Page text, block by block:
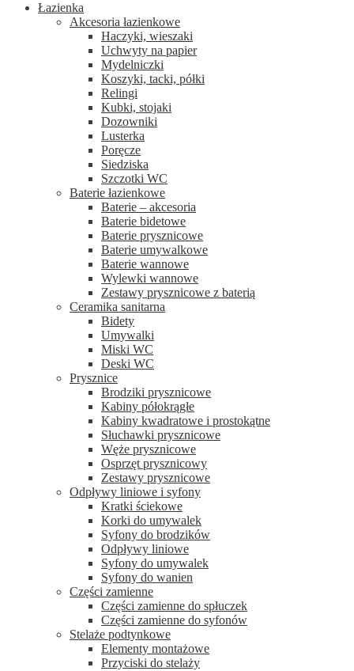
Łazienka
Akcesoria łazienkowe
Haczyki, wieszaki
Uchwyty na papier
Mydelniczki
Koszyki, tacki, półki
Relingi
Kubki, stojaki
Dozowniki
Lusterka
Poręcze
Siedziska
Szczotki WC
Baterie łazienkowe
Baterie – akcesoria
Baterie bidetowe
Baterie prysznicowe
Baterie umywalkowe
Baterie wannowe
Wylewki wannowe
Zestawy prysznicowe z baterią
Ceramika sanitarna
Bidety
Umywalki
Miski WC
Deski WC
Prysznice
Brodziki prysznicowe
Kabiny półokrągłe
Kabiny kwadratowe i prostokątne
Słuchawki prysznicowe
Węże prysznicowe
Osprzęt prysznicowy
Zestawy prysznicowe
Odpływy liniowe i syfony
Kratki ściekowe
Korki do umywalek
Syfony do brodzików
Odpływy liniowe
Syfony do umywalek
Syfony do wanien
Części zamienne
Części zamienne do spłuczek
Części zamienne do syfonów
Stelaże podtynkowe
Elementy montażowe
Przyciski do stelaży